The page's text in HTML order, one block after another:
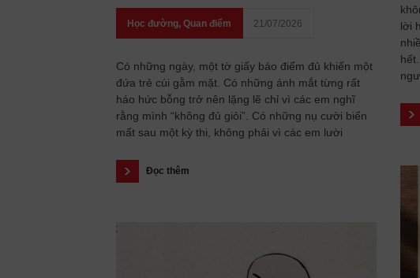
Học đường, Quan điểm 21/07/2026
Có những ngày, một tờ giấy báo điểm đủ khiến một
đứa trẻ cúi gằm mặt. Có những ánh mắt từng rất
háo hức bỗng trở nên lặng lẽ chỉ vì các em nghĩ
rằng mình “không đủ giỏi”. Có những nụ cười biến
mất sau một kỳ thi, không phải vì các em lười
Đọc thêm
lời